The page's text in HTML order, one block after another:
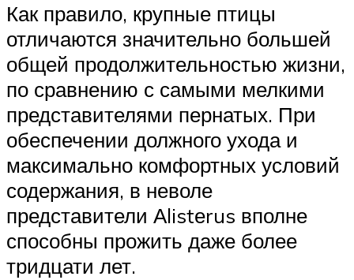
Как правило, крупные птицы
отличаются значительно большей
общей продолжительностью жизни,
по сравнению с самыми мелкими
представителями пернатых. При
обеспечении должного ухода и
максимально комфортных условий
содержания, в неволе
представители Аlistеrus вполне
способны прожить даже более
тридцати лет.